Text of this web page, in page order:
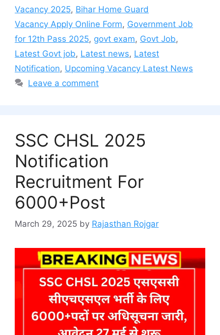
Vacancy 2025, Bihar Home Guard
Vacancy Apply Online Form, Government Job
for 12th Pass 2025, govt exam, Govt Job,
Latest Govt job, Latest news, Latest
Notification, Upcoming Vacancy Latest News
Leave a comment
SSC CHSL 2025
Notification
Recruitment For
6000+Post
March 29, 2025 by Rajasthan Rojgar